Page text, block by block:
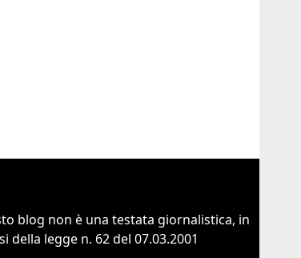
blog non è una testata giornalistica, in
legge n. 62 del 07.03.2001